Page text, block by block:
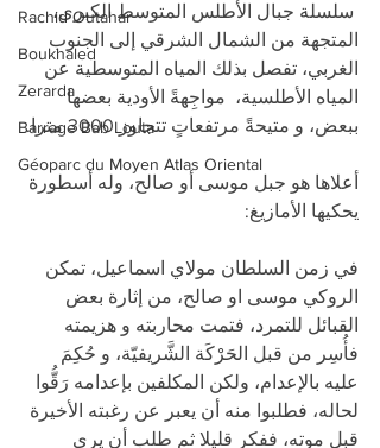
Rachid Outahar
Boukhaled
Zerarda
Barrage Bab Louta
Géoparc du Moyen Atlas Oriental
سلسلة جبال الأطلس المتوسط الكبرى،
المتجهة من الشمال الشرقي إلى الجنوب
الغربي، تفصل بذلك المياه المتوسطية عن
المياه الأطلسية،  مواجِهةً الأودية بعضها
ببعض، و متيحةً مرتفعاتٍ تتجاوز 3000 مترا.
أعلاها هو جبل موسى أو صالح، وله أسطورة
يحكيها الأمازيغ:
في زمن السلطان مولاي اسماعيل، تمكن
الروكي موسى او صالح، من إثارة بعض
القبائل للتمرد، فتمت محاربته و هزيمته
فأُسِر من قبل الحَرْكَة الشَّريفيّة، و حُكِمَ
عليه بالإعدام، ولكن المكلفين بإعدامه رَقُّوا
لحاله، فطلبوا منه أن يعبر عن رغبته الأخيرة
قبل موته، ففكر قليلا ثم طلب أن يرى